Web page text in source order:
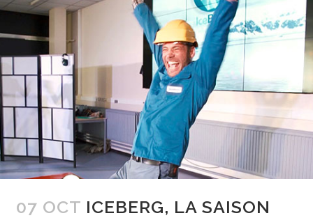
07 OCT ICEBERG, LA SAISON